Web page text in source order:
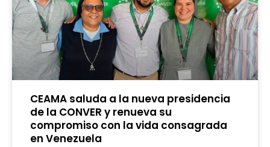
CEAMA saluda a la nueva presidencia
de la CONVER y renueva su
compromiso con la vida consagrada
en Venezuela